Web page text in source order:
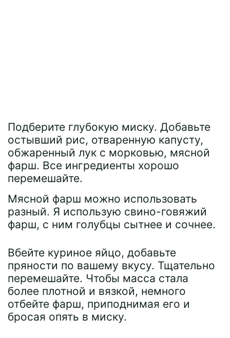
Подберите глубокую миску. Добавьте
остывший рис, отваренную капусту,
обжаренный лук с морковью, мясной
фарш. Все ингредиенты хорошо
перемешайте.
Мясной фарш можно использовать
разный. Я использую свино-говяжий
фарш, с ним голубцы сытнее и сочнее.
Вбейте куриное яйцо, добавьте
пряности по вашему вкусу. Тщательно
перемешайте. Чтобы масса стала
более плотной и вязкой, немного
отбейте фарш, приподнимая его и
бросая опять в миску.